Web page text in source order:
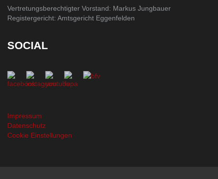
Vertretungsberechtigter Vorstand: Markus Jungbauer
Registergericht: Amtsgericht Eggenfelden
SOCIAL
Impressum
Datenschutz
Cookie Einstellungen